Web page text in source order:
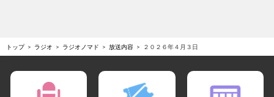
トップ ラジオ ラジオノマド 放送内容 ２０２６年４月３日